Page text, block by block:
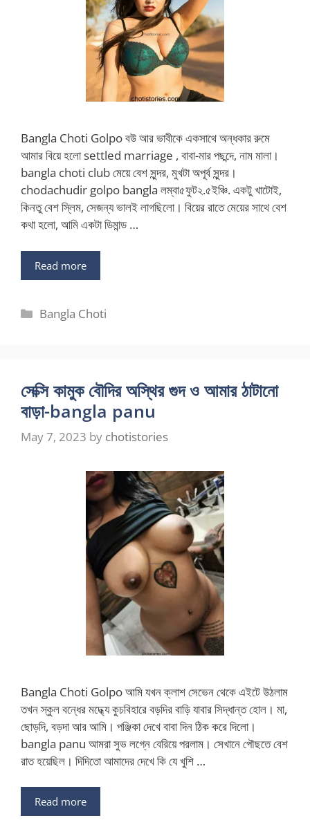
Bangla Choti Golpo বউ আর ভাবীকে একসাথে অন্ধকার রুমে
আমার বিয়ে হলো settled marriage , বাবা-মার পছন্দে, নাম মালা।
bangla choti club মেয়ে বেশ সুন্দর, মুখটা অপূর্ব সুন্দর।
chodachudir golpo bangla লম্বা৫ফুট২.৫ইঞ্চি. একটু খাটোই,
কিনতু বেশ স্লিম, সেজন্য ভালই লাগছিলো। বিয়ের রাতে মেয়ের সাথে বেশ
কথা হলো, আমি একটা ডিমান্ড …
Read more
Categories
Bangla Choti
সেক্সি কামুক বৌদির অস্থির গুদ ও আমার ঠাটানো
বাড়া-bangla panu
May 7, 2023 by chotistories
Bangla Choti Golpo আমি যখন ক্লাশ সেভেন থেকে এইটে উঠলাম
তখন স্কুল বন্ধের মদ্ধ্যে কুচবিহারে বড়দির বাড়ি যাবার সিদ্ধান্ত হোল। মা,
ছোড়দি, বড়দা আর আমি। পঞ্জিকা দেখে বাবা দিন ঠিক করে দিলো।
bangla panu আমরা সুভ লগ্নে বেরিয়ে পরলাম। সেখানে পৌছতে বেশ
রাত হয়েছিল। দিদিতো আমাদের দেখে কি যে খুশি …
Read more